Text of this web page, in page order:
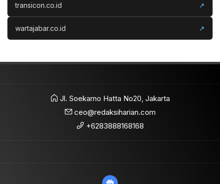
transicon.co.id ↗
wartajabar.co.id ↗
Jl. Soekarno Hatta No20, Jakarta
ceo@redaksiharian.com
+6283888168168